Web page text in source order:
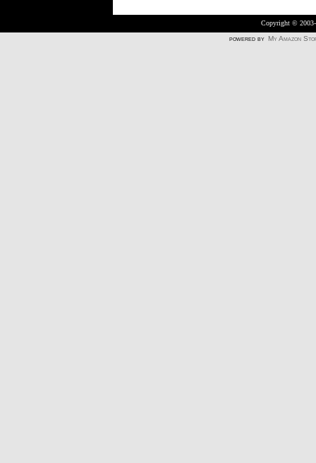
Copyright ©
powered by My Amazon